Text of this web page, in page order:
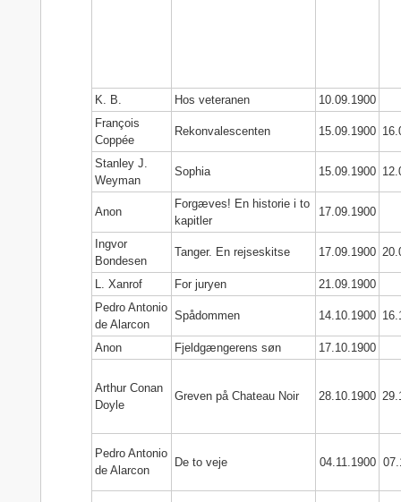
K. B. Hos veteranen
10.09.1900
François
Coppée
Rekonvalescenten 15.09.1900
Stanley J.
Weyman
Sophia 15.09.1900
Anon
Forgæves! En historie i to
kapitler
17.09.1900
Ingvor
Bondesen
Tanger. En rejseskitse 17.09.1900
L. Xanrof For juryen
21.09.1900
Pedro Antonio
de Alarcon
Spådommen 14.10.1900
Anon Fjeldgængerens søn 17.10.1900
Arthur Conan
Doyle
Greven på Chateau Noir 28.10.1900
Pedro Antonio
de Alarcon
De to veje 04.11.1900